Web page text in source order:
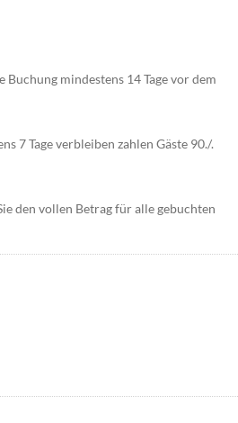
mindestens 14 Tage vor dem
7 Tage verbleiben zahlen Gäste 90./.
den vollen Betrag für alle gebuchten